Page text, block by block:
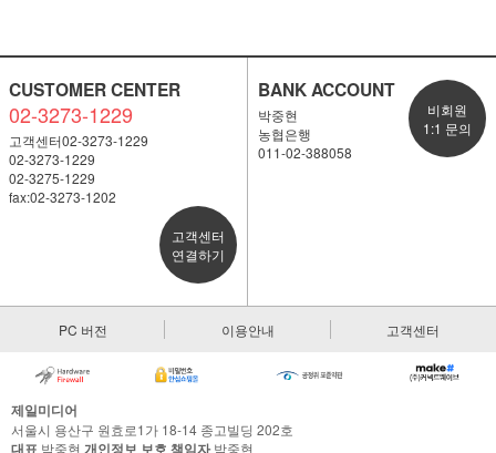
CUSTOMER CENTER
02-3273-1229
고객센터02-3273-1229
02-3273-1229
02-3275-1229
fax:02-3273-1202
고객센터
연결하기
BANK ACCOUNT
박중현
농협은행
011-02-388058
비회원
1:1 문의
PC 버전 이용안내 고객센터
제일미디어
서울시 용산구 원효로1가 18-14 종고빌딩 202호
대표 박중현 개인정보 보호 책임자박중현